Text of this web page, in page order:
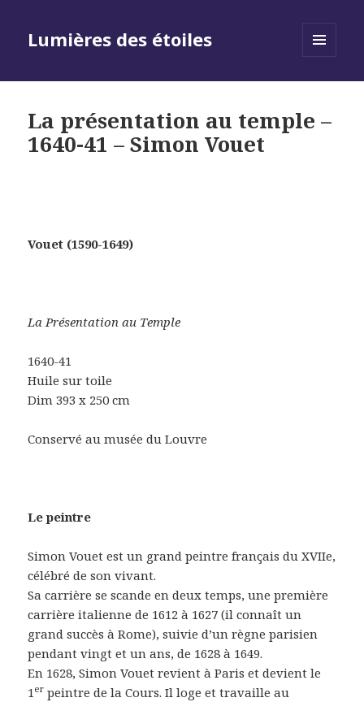
Lumières des étoiles
La présentation au temple –
1640-41 – Simon Vouet
Vouet (1590-1649)
La Présentation au Temple
1640-41
Huile sur toile
Dim 393 x 250 cm
Conservé au musée du Louvre
Le peintre
Simon Vouet est un grand peintre français du XVIIe,
célébré de son vivant.
Sa carrière se scande en deux temps, une première
carrière italienne de 1612 à 1627 (il connaît un
grand succès à Rome), suivie d’un règne parisien
pendant vingt et un ans, de 1628 à 1649.
En 1628, Simon Vouet revient à Paris et devient le
1er peintre de la Cours. Il loge et travaille au